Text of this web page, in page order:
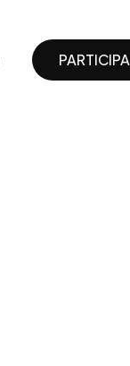
PARTICIPA